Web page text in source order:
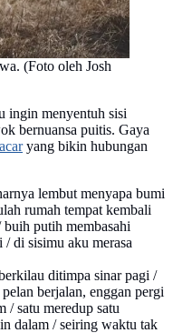
(Foto oleh Josh
ingin menyentuh sisi
bernuansa puitis. Gaya
yang bikin hubungan
lembut menyapa bumi
rumah tempat kembali
putih membasahi
di sisimu aku merasa
ditimpa sinar pagi /
berjalan, enggan pergi
/ satu meredup satu
dalam / seiring waktu tak